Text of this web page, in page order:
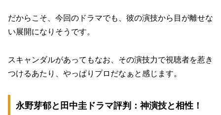
だからこそ、今回のドラマでも、彼の演技から目が離せな
い展開になりそうです。
スキャンダルがあってもなお、その演技力で視聴者を惹き
つけるあたり、やっぱりプロだなぁと感じます。
永野芽郁と田中圭ドラマ評判：神演技と相性！